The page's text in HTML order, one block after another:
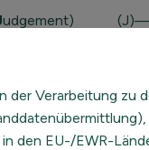
udgement)
Buchstaben
den meisten
weniger
auch verändern.
der Verarbeitung
den EU-/EWR-